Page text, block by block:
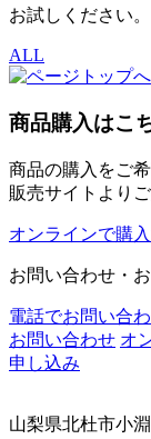
お試しください。
ALL
商品購入はこ
商品の購入をご希
販売サイトより
オンラインで購
お問い合わせ・
電話でお問い合
お問い合わせ オ
申し込み
山梨県北杜市小